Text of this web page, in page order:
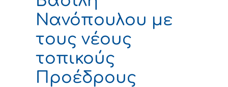
Νανόπουλου με
τους νέους
τοπικούς
Προέδρους